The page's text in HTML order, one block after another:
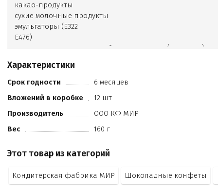
какао-продукты
сухие молочные продукты
эмульгаторы (Е322
Е476)
ароматизатор идентичный натуральному (ванилин)
консервант (сорбиновая кислота Е200)
Характеристики
Срок годности
6 месяцев
Вложений в коробке
12 шт
Производитель
ООО КФ МИР
Вес
160 г
Этот товар из категорий
Кондитерская фабрика МИР Шоколадные конфеты